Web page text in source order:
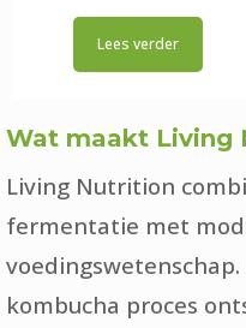
prijs prijs
Lees verder
Wat maakt Living
Living Nutrition
fermentatie met
kombucha proces